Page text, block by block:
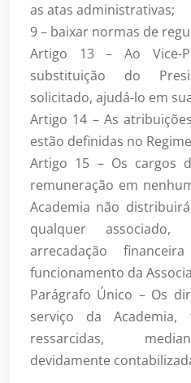
as atas administrativas;
9 – baixar normas de
Artigo 13 – Ao Vice-
substituição do
solicitado, ajudá-lo em
Artigo 14 – As
estão definidas no
Artigo 15 – Os cargos
remuneração em
Academia não
qualquer
arrecadação
funcionamento da
Parágrafo Único – Os
serviço da Academia,
ressarcidas,
devidamente